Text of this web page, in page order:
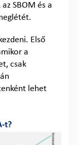
SBOM és a
Első
a
csak
lehet